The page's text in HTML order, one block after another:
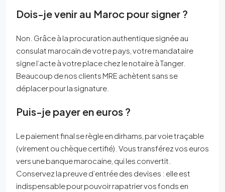
Dois-je venir au Maroc pour signer ?
Non. Grâce à la procuration authentique signée au
consulat marocain de votre pays, votre mandataire
signe l’acte à votre place chez le notaire à Tanger.
Beaucoup de nos clients MRE achètent sans se
déplacer pour la signature.
Puis-je payer en euros ?
Le paiement final se règle en dirhams, par voie traçable
(virement ou chèque certifié). Vous transférez vos euros
vers une banque marocaine, qui les convertit.
Conservez la preuve d’entrée des devises : elle est
indispensable pour pouvoir rapatrier vos fonds en